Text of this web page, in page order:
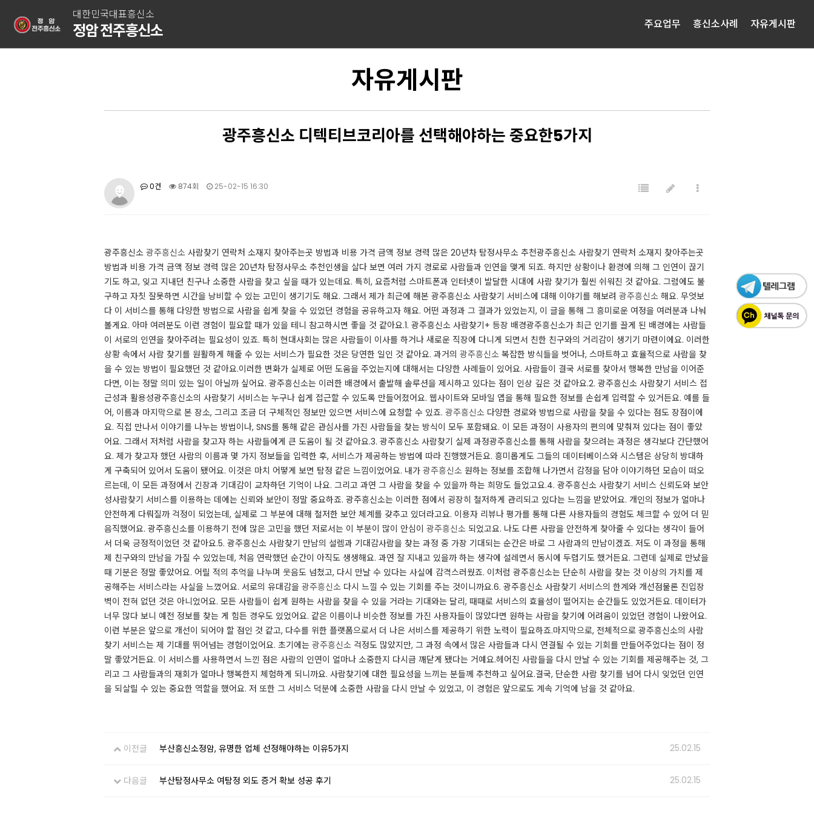
대한민국대표흥신소
정암 전주흥신소 주요업무 흥신소사례 자유게시판
자유게시판
광주흥신소 디텍티브코리아를 선택해야하는 중요한5가지
0건 874회 25-02-15 16:30
광주흥신소 광주흥신소 사람찾기 연락처 소재지 찾아주는곳 방법과 비용 가격 금액 정보 경력 많은 20년차 탐정사무소 추천광주흥신소 사람찾기 연락처 소재지 찾아주는곳
방법과 비용 가격 금액 정보 경력 많은 20년차 탐정사무소 추천인생을 살다 보면 여러 가지 경로로 사람들과 인연을 맺게 되죠. 하지만 상황이나 환경에 의해 그 인연이 끊기
기도 하고, 잊고 지내던 친구나 소중한 사람을 찾고 싶을 때가 있는데요. 특히, 요즘처럼 스마트폰과 인터넷이 발달한 시대에 사람 찾기가 훨씬 쉬워진 것 같아요. 그럼에도 불
구하고 자칫 잘못하면 시간을 낭비할 수 있는 고민이 생기기도 해요. 그래서 제가 최근에 해본 광주흥신소 사람찾기 서비스에 대해 이야기를 해보려 광주흥신소 해요. 무엇보
다 이 서비스를 통해 다양한 방법으로 사람을 쉽게 찾을 수 있었던 경험을 공유하고자 해요. 어떤 과정과 그 결과가 있었는지, 이 글을 통해 그 흥미로운 여정을 여러분과 나눠
볼게요. 아마 여러분도 이런 경험이 필요할 때가 있을 테니 참고하시면 좋을 것 같아요.​1. 광주흥신소 사람찾기+ 등장 배경광주흥신소가 최근 인기를 끌게 된 배경에는 사람들
이 서로의 인연을 찾아주려는 필요성이 있죠. 특히 현대사회는 많은 사람들이 이사를 하거나 새로운 직장에 다니게 되면서 친한 친구와의 거리감이 생기기 마련이에요. 이러한
상황 속에서 사람 찾기를 원활하게 해줄 수 있는 서비스가 필요한 것은 당연한 일인 것 같아요. 과거의 광주흥신소 복잡한 방식들을 벗어나, 스마트하고 효율적으로 사람을 찾
을 수 있는 방법이 필요했던 것 같아요.​이러한 변화가 실제로 어떤 도움을 주었는지에 대해서는 다양한 사례들이 있어요. 사람들이 결국 서로를 찾아서 행복한 만남을 이어준
다면, 이는 정말 의미 있는 일이 아닐까 싶어요. 광주흥신소는 이러한 배경에서 출발해 솔루션을 제시하고 있다는 점이 인상 깊은 것 같아요.​2. 광주흥신소 사람찾기 서비스 접
근성과 활용성광주흥신소의 사람찾기 서비스는 누구나 쉽게 접근할 수 있도록 만들어졌어요. 웹사이트와 모바일 앱을 통해 필요한 정보를 손쉽게 입력할 수 있거든요. 예를 들
어, 이름과 마지막으로 본 장소, 그리고 조금 더 구체적인 정보만 있으면 서비스에 요청할 수 있죠. 광주흥신소 ​다양한 경로와 방법으로 사람을 찾을 수 있다는 점도 장점이에
요. 직접 만나서 이야기를 나누는 방법이나, SNS를 통해 같은 관심사를 가진 사람들을 찾는 방식이 모두 포함돼요. 이 모든 과정이 사용자의 편의에 맞춰져 있다는 점이 좋았
어요. 그래서 저처럼 사람을 찾고자 하는 사람들에게 큰 도움이 될 것 같아요.​3. 광주흥신소 사람찾기 실제 과정​광주흥신소를 통해 사람을 찾으려는 과정은 생각보다 간단했어
요. 제가 찾고자 했던 사람의 이름과 몇 가지 정보들을 입력한 후, 서비스가 제공하는 방법에 따라 진행했거든요. 흥미롭게도 그들의 데이터베이스와 시스템은 상당히 방대하
게 구축되어 있어서 도움이 됐어요. ​이것은 마치 어떻게 보면 탐정 같은 느낌이었어요. 내가 광주흥신소 원하는 정보를 조합해 나가면서 감정을 담아 이야기하던 모습이 떠오
르는데, 이 모든 과정에서 긴장과 기대감이 교차하던 기억이 나요. 그리고 과연 그 사람을 찾을 수 있을까 하는 희망도 들었고요.​4. 광주흥신소 사람찾기 서비스 신뢰도와 보안
성사람찾기 서비스를 이용하는 데에는 신뢰와 보안이 정말 중요하죠. 광주흥신소는 이러한 점에서 굉장히 철저하게 관리되고 있다는 느낌을 받았어요. 개인의 정보가 얼마나
안전하게 다뤄질까 걱정이 되었는데, 실제로 그 부분에 대해 철저한 보안 체계를 갖추고 있더라고요. ​이용자 리뷰나 평가를 통해 다른 사용자들의 경험도 체크할 수 있어 더 믿
음직했어요. 광주흥신소를 이용하기 전에 많은 고민을 했던 저로서는 이 부분이 많이 안심이 광주흥신소 되었고요. 나도 다른 사람을 안전하게 찾아줄 수 있다는 생각이 들어
서 더욱 긍정적이었던 것 같아요.​5. 광주흥신소 사람찾기 만남의 설렘과 기대감​사람을 찾는 과정 중 가장 기대되는 순간은 바로 그 사람과의 만남이겠죠. 저도 이 과정을 통해
제 친구와의 만남을 가질 수 있었는데, 처음 연락했던 순간이 아직도 생생해요. 과연 잘 지내고 있을까 하는 생각에 설레면서 동시에 두렵기도 했거든요. ​그런데 실제로 만났을
때 기분은 정말 좋았어요. 어릴 적의 추억을 나누며 웃음도 넘쳤고, 다시 만날 수 있다는 사실에 감격스러웠죠. 이처럼 광주흥신소는 단순히 사람을 찾는 것 이상의 가치를 제
공해주는 서비스라는 사실을 느꼈어요. 서로의 유대감을 광주흥신소 다시 느낄 수 있는 기회를 주는 것이니까요.​6. 광주흥신소 사람찾기 서비스의 한계와 개선점물론 진입장
벽이 전혀 없던 것은 아니었어요. 모든 사람들이 쉽게 원하는 사람을 찾을 수 있을 거라는 기대와는 달리, 때때로 서비스의 효율성이 떨어지는 순간들도 있었거든요. 데이터가
너무 많다 보니 예전 정보를 찾는 게 힘든 경우도 있었어요. ​같은 이름이나 비슷한 정보를 가진 사용자들이 많았다면 원하는 사람을 찾기에 어려움이 있었던 경험이 나왔어요.
이런 부분은 앞으로 개선이 되어야 할 점인 것 같고, 다수를 위한 플랫폼으로서 더 나은 서비스를 제공하기 위한 노력이 필요하죠.​마지막으로, 전체적으로 광주흥신소의 사람
찾기 서비스는 제 기대를 뛰어넘는 경험이었어요. 초기에는 광주흥신소 걱정도 많았지만, 그 과정 속에서 많은 사람들과 다시 연결될 수 있는 기회를 만들어주었다는 점이 정
말 좋았거든요. ​이 서비스를 사용하면서 느낀 점은 사람의 인연이 얼마나 소중한지 다시금 깨닫게 됐다는 거예요.헤어진 사람들을 다시 만날 수 있는 기회를 제공해주는 것, 그
리고 그 사람들과의 재회가 얼마나 행복한지 체험하게 되니까요. 사람찾기에 대한 필요성을 느끼는 분들께 추천하고 싶어요.​결국, 단순한 사람 찾기를 넘어 다시 잊었던 인연
을 되살릴 수 있는 중요한 역할을 했어요. 저 또한 그 서비스 덕분에 소중한 사람을 다시 만날 수 있었고, 이 경험은 앞으로도 계속 기억에 남을 것 같아요. ​​
이전글 부산흥신소정암, 유명한 업체 선정해야하는 이유5가지 25.02.15
다음글 부산탐정사무소 여탐정 외도 증거 확보 성공 후기 25.02.15